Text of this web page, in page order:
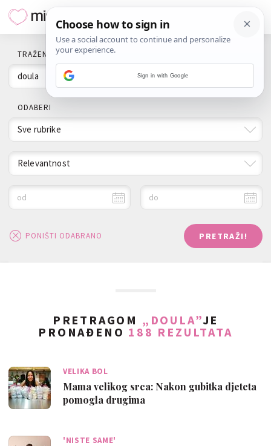
TRAŽENI POJAM
ODABERI
Sve rubrike
Relevantnost
od do
PONIŠTI ODABRANO PRETRAŽI!
PRETRAGOM „DOULA”JE
PRONAĐENO 188 REZULTATA
VELIKA BOL
Mama velikog srca: Nakon gubitka djeteta
pomogla drugima
'NISTE SAME'
Sign in with Google